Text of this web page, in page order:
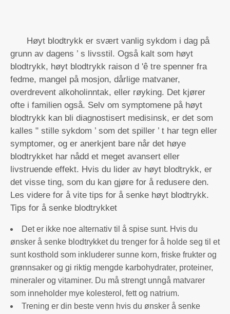
Høyt blodtrykk er svært vanlig sykdom i dag på
grunn av dagens ’ s livsstil. Også kalt som høyt
blodtrykk, høyt blodtrykk raison d 'ê tre spenner fra
fedme, mangel på mosjon, dårlige matvaner,
overdrevent alkoholinntak, eller røyking. Det kjører
ofte i familien også. Selv om symptomene på høyt
blodtrykk kan bli diagnostisert medisinsk, er det som
kalles " stille sykdom ’ som det spiller ’ t har tegn eller
symptomer, og er anerkjent bare når det høye
blodtrykket har nådd et meget avansert eller
livstruende effekt. Hvis du lider av høyt blodtrykk, er
det visse ting, som du kan gjøre for å redusere den.
Les videre for å vite tips for å senke høyt blodtrykk.
Tips for å senke blodtrykket
Det er ikke noe alternativ til å spise sunt. Hvis du
ønsker å senke blodtrykket du trenger for å holde seg til et
sunt kosthold som inkluderer sunne korn, friske frukter og
grønnsaker og gi riktig mengde karbohydrater, proteiner,
mineraler og vitaminer. Du må strengt unngå matvarer
som inneholder mye kolesterol, fett og natrium.
Trening er din beste venn hvis du ønsker å senke